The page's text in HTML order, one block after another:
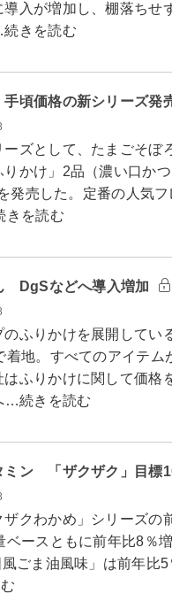
入が増加し、棚落ちせ
きを読む
頃価格の新シリーズ発
ズとして、たまごそぼ
かけ」2品（濃い口か
発売した。定番の人気
きを読む
DgSなどへ導入増加
ふりかけを展開してい
地。すべてのアイテム
ふりかけに関して価格
…続きを読む
ミン 「ザクザク」目標
クわかめ」シリーズの
ースともに前年比8％
ま油風味」は前年比5